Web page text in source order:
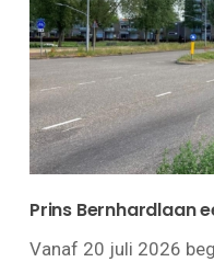
Prins Bernhardlaan
Vanaf 20 juli 2026